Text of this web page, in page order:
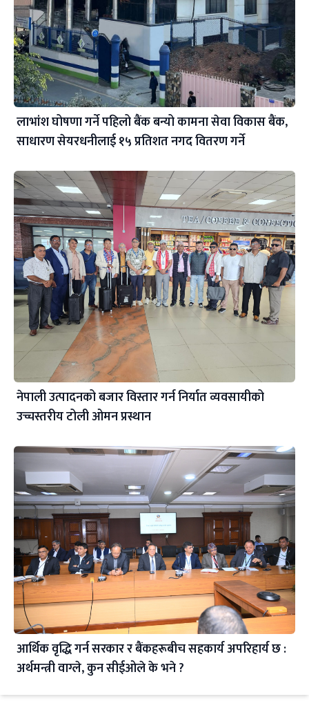
लाभांश घोषणा गर्ने पहिलो बैंक बन्यो कामना सेवा विकास बैंक,
साधारण सेयरधनीलाई १५ प्रतिशत नगद वितरण गर्ने
नेपाली उत्पादनको बजार विस्तार गर्न निर्यात व्यवसायीको
उच्चस्तरीय टोली ओमन प्रस्थान
आर्थिक वृद्धि गर्न सरकार र बैंकहरूबीच सहकार्य अपरिहार्य छ :
अर्थमन्त्री वाग्ले, कुन सीईओले के भने ?